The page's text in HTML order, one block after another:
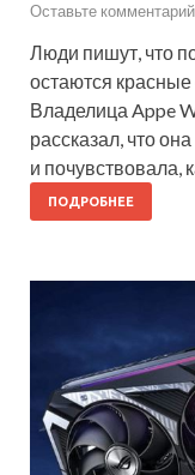
Оставьте комментарий
Люди пишут, что
остаются
Владелица Appe
рассказал, что
и почувствовала,
ПОДРОБНЕЕ